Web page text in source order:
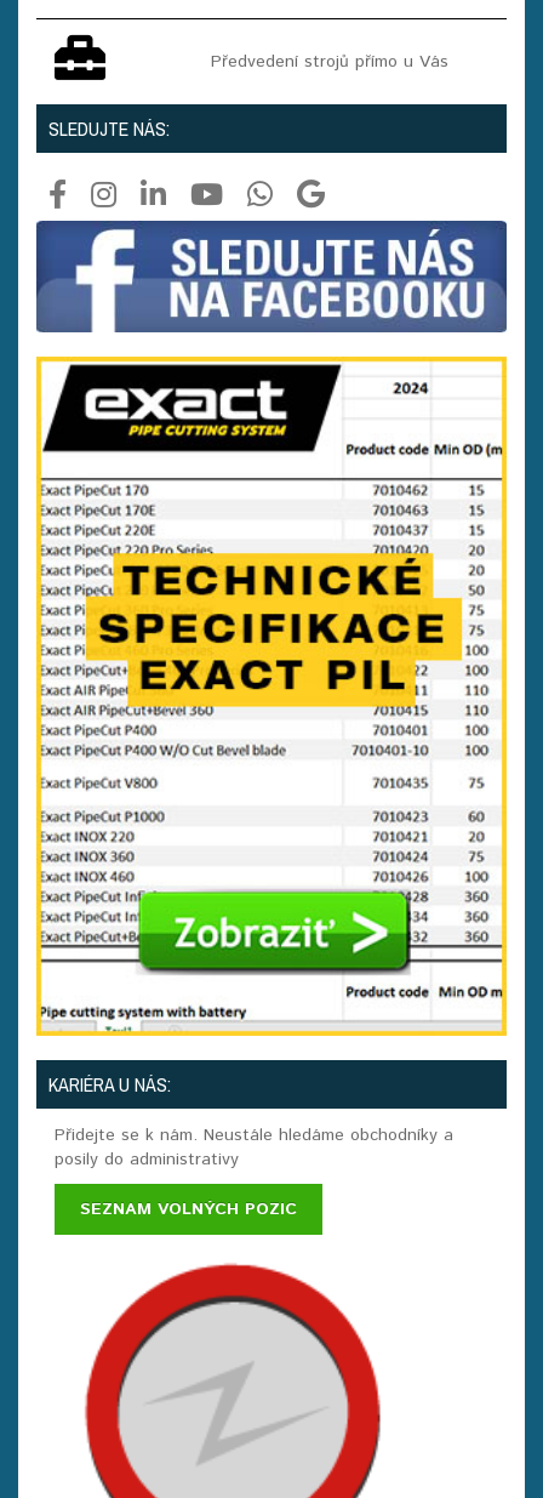
Předvedení strojů přímo u Vás
SLEDUJTE NÁS:
KARIÉRA U NÁS:
Přidejte se k nám. Neustále hledáme obchodníky a
posily do administrativy
SEZNAM VOLNÝCH POZIC